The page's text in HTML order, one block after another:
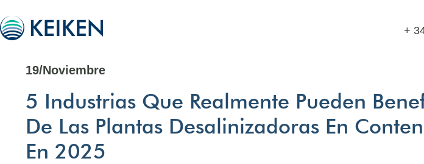
+
19/Noviembre
5 Industrias Que Realmente Pueden
De Las Plantas Desalinizadoras En
En 2025